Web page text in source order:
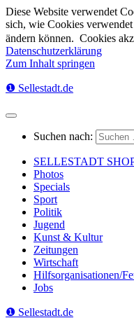
Diese Website verwendet
sich, wie Cookies
ändern können. Cookies
Datenschutzerklärung
Zum Inhalt springen
❶ Sellestadt.de
Suchen nach:
SELLESTADT
Photos
Specials
Sport
Politik
Jugend
Kunst & Kultur
Zeitungen
Wirtschaft
Hilfsorganisationen/
Jobs
❶ Sellestadt.de